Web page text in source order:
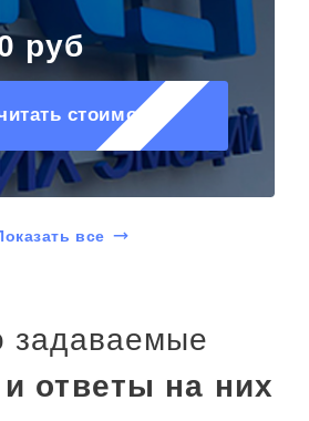
руб
стоимость
все
задаваемые
ответы на них